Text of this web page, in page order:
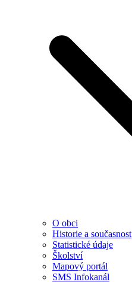
O obci
Historie a současnost
Statistické údaje
Školství
Mapový portál
SMS Infokanál